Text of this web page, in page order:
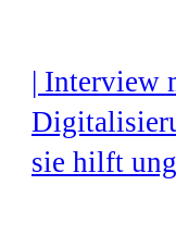
| Interview
sie hilft